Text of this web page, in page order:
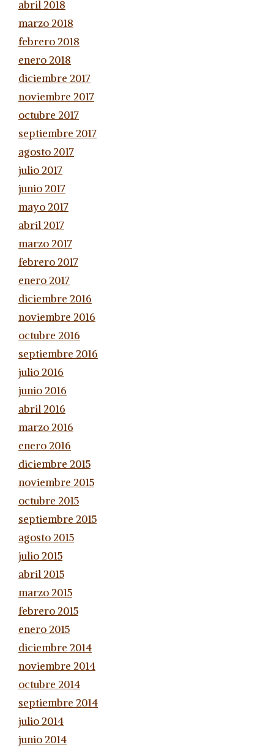
abril 2018
marzo 2018
febrero 2018
enero 2018
diciembre 2017
noviembre 2017
octubre 2017
septiembre 2017
agosto 2017
julio 2017
junio 2017
mayo 2017
abril 2017
marzo 2017
febrero 2017
enero 2017
diciembre 2016
noviembre 2016
octubre 2016
septiembre 2016
julio 2016
junio 2016
abril 2016
marzo 2016
enero 2016
diciembre 2015
noviembre 2015
octubre 2015
septiembre 2015
agosto 2015
julio 2015
abril 2015
marzo 2015
febrero 2015
enero 2015
diciembre 2014
noviembre 2014
octubre 2014
septiembre 2014
julio 2014
junio 2014